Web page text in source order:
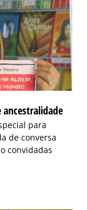
ancestralidade
para
de conversa
convidadas